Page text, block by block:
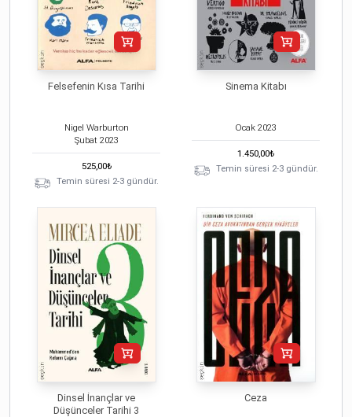
Felsefenin Kısa Tarihi
Nigel Warburton
Şubat 2023
525,00₺
Temin süresi 2-3 gündür.
Sinema Kitabı
Ocak 2023
1.450,00₺
Temin süresi 2-3 gündür.
Dinsel İnançlar ve
Düşünceler Tarihi 3
Ceza